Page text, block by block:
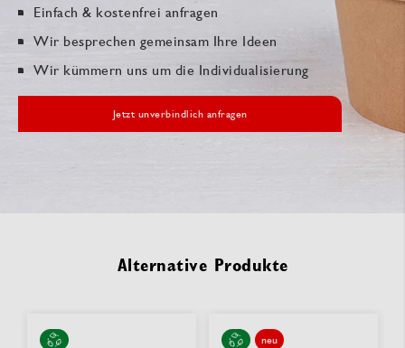
Einfach & kostenfrei anfragen
Wir besprechen gemeinsam Ihre Ideen
Wir kümmern uns um die Individualisierung
Jetzt unverbindlich anfragen
Alternative Produkte
neu